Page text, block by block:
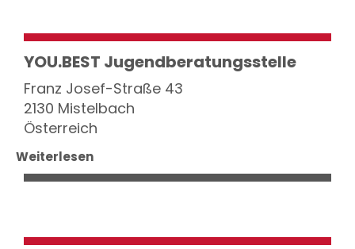
YOU.BEST Jugendberatungsstelle
Franz Josef-Straße 43
2130 Mistelbach
Österreich
Weiterlesen